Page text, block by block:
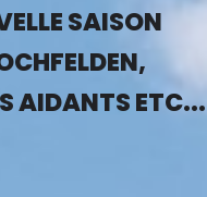
SAISON
AIDANTS ETC...